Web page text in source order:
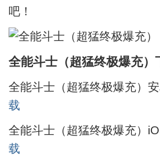
吧！
全能斗士（超猛终极爆充）
全能斗士（超猛终极爆充）安
载
全能斗士（超猛终极爆充）
载